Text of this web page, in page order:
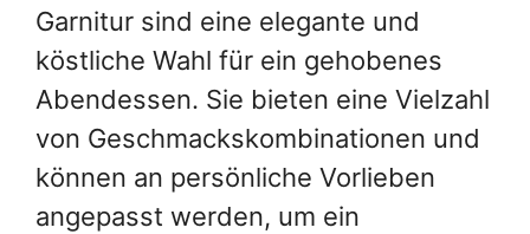
Garnitur sind eine elegante und
köstliche Wahl für ein gehobenes
Abendessen. Sie bieten eine Vielzahl
von Geschmackskombinationen und
können an persönliche Vorlieben
angepasst werden, um ein